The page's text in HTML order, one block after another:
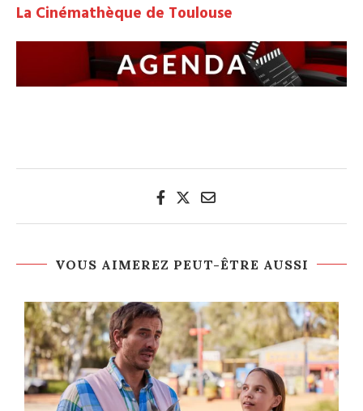
La Cinémathèque de Toulouse
VOUS AIMEREZ PEUT-ÊTRE AUSSI